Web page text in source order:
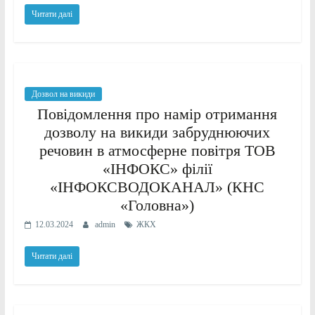
Читати далі
Дозвол на викиди
Повідомлення про намір отримання
дозволу на викиди забруднюючих
речовин в атмосферне повітря ТОВ
«ІНФОКС» філії
«ІНФОКСВОДОКАНАЛ» (КНС
«Головна»)
12.03.2024 admin ЖКХ
Читати далі